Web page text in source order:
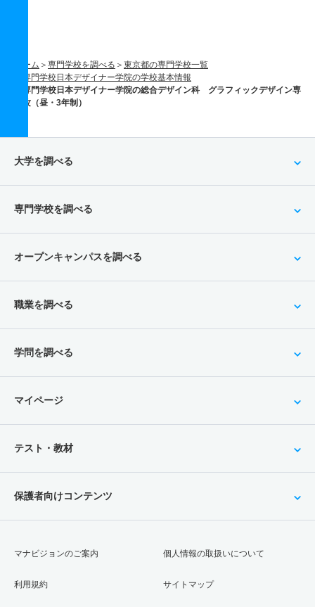
ホーム 専門学校を調べる
東京都の専門学校一覧
専門学校日本デザイナー学院の学校基本情報
専門学校日本デザイナー学院の総合デザイン科 グラフィックデザイン専
攻（昼・3年制）
大学を調べる
専門学校を調べる
オープンキャンパスを調べる
職業を調べる
学問を調べる
マイページ
テスト・教材
保護者向けコンテンツ
マナビジョンのご案内
利用規約
個人情報の取扱いについて
サイトマップ